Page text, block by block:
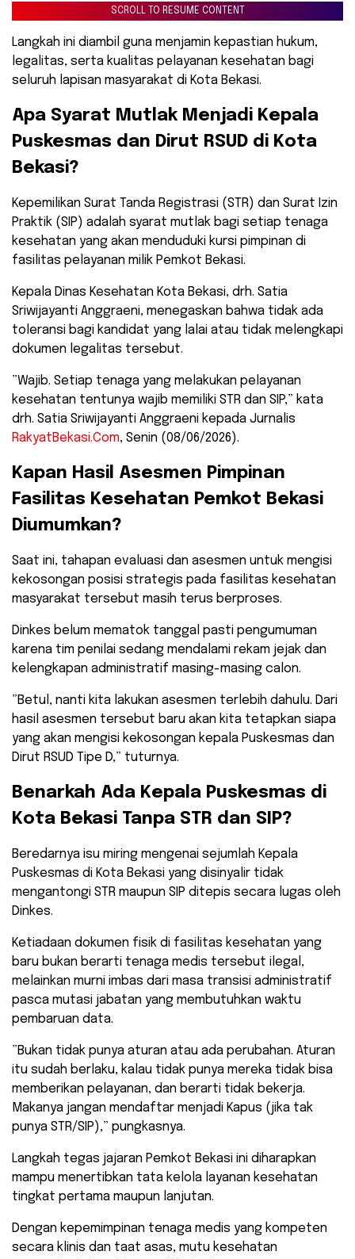
SCROLL TO RESUME CONTENT
Langkah ini diambil guna menjamin kepastian hukum,
legalitas, serta kualitas pelayanan kesehatan bagi
seluruh lapisan masyarakat di Kota Bekasi.
​Apa Syarat Mutlak Menjadi Kepala
Puskesmas dan Dirut RSUD di Kota
Bekasi?
​Kepemilikan Surat Tanda Registrasi (STR) dan Surat Izin
Praktik (SIP) adalah syarat mutlak bagi setiap tenaga
kesehatan yang akan menduduki kursi pimpinan di
fasilitas pelayanan milik Pemkot Bekasi.
Kepala Dinas Kesehatan Kota Bekasi, drh. Satia
Sriwijayanti Anggraeni, menegaskan bahwa tidak ada
toleransi bagi kandidat yang lalai atau tidak melengkapi
dokumen legalitas tersebut.
​”Wajib. Setiap tenaga yang melakukan pelayanan
kesehatan tentunya wajib memiliki STR dan SIP,” kata
drh. Satia Sriwijayanti Anggraeni kepada Jurnalis
RakyatBekasi.Com, Senin (08/06/2026).
​Kapan Hasil Asesmen Pimpinan
Fasilitas Kesehatan Pemkot Bekasi
Diumumkan?
​Saat ini, tahapan evaluasi dan asesmen untuk mengisi
kekosongan posisi strategis pada fasilitas kesehatan
masyarakat tersebut masih terus berproses.
Dinkes belum mematok tanggal pasti pengumuman
karena tim penilai sedang mendalami rekam jejak dan
kelengkapan administratif masing-masing calon.
​”Betul, nanti kita lakukan asesmen terlebih dahulu. Dari
hasil asesmen tersebut baru akan kita tetapkan siapa
yang akan mengisi kekosongan kepala Puskesmas dan
Dirut RSUD Tipe D,” tuturnya.
​Benarkah Ada Kepala Puskesmas di
Kota Bekasi Tanpa STR dan SIP?
​Beredarnya isu miring mengenai sejumlah Kepala
Puskesmas di Kota Bekasi yang disinyalir tidak
mengantongi STR maupun SIP ditepis secara lugas oleh
Dinkes.
Ketiadaan dokumen fisik di fasilitas kesehatan yang
baru bukan berarti tenaga medis tersebut ilegal,
melainkan murni imbas dari masa transisi administratif
pasca mutasi jabatan yang membutuhkan waktu
pembaruan data.
​”Bukan tidak punya aturan atau ada perubahan. Aturan
itu sudah berlaku, kalau tidak punya mereka tidak bisa
memberikan pelayanan, dan berarti tidak bekerja.
Makanya jangan mendaftar menjadi Kapus (jika tak
punya STR/SIP),” pungkasnya.
​Langkah tegas jajaran Pemkot Bekasi ini diharapkan
mampu menertibkan tata kelola layanan kesehatan
tingkat pertama maupun lanjutan.
Dengan kepemimpinan tenaga medis yang kompeten
secara klinis dan taat asas, mutu kesehatan